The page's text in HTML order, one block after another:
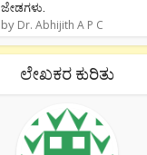
ಜೇಡಗಳು.
by Dr. Abhijith A P C
ಲೇಖಕರ ಕುರಿತು